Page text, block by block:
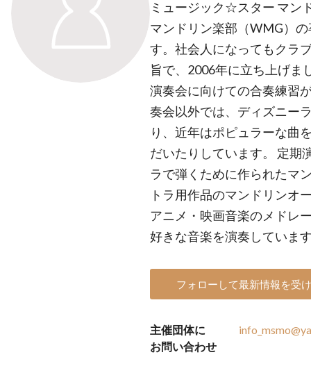
ミュージック☆スター マン
マンドリン楽部（WMG）
す。社会人になってもクラ
旨で、2006年に立ち上げま
演奏会に向けての合奏練習
奏会以外では、ディズニー
り、近年はポピュラーな曲
だいたりしています。 定期
ラで弾くために作られたマ
トラ用作品のマンドリンオ
アニメ・映画音楽のメドレ
好きな音楽を演奏していま
フォローして最新情報を受
主催団体に
お問い合わせ